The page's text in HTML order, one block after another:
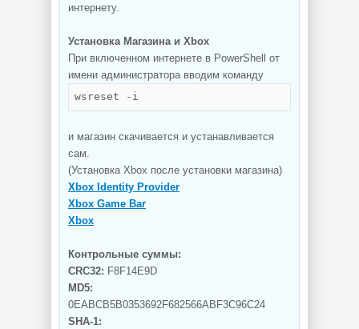
интернету.
Установка Магазина и Xbox
При включенном интернете в PowerShell от
имени администратора вводим команду
wsreset -i
и магазин скачивается и устанавливается
сам.
(Установка Xbox после установки магазина)
Xbox Identity Provider
Xbox Game Bar
Xbox
Контрольные суммы:
CRC32: F8F14E9D
MD5:
0EABCB5B0353692F682566ABF3C96C24
SHA-1: